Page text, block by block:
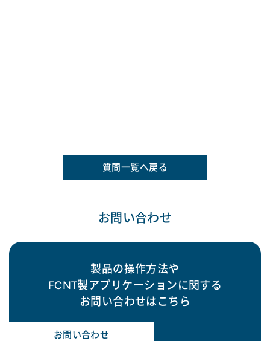
質問一覧へ戻る
お問い合わせ
製品の操作方法や
FCNT製アプリケーションに関する
お問い合わせはこちら
お問い合わせ